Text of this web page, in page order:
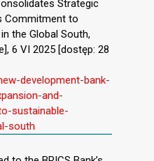
Strategic
Commitment to
the Global South,
6 VI 2025 [dostęp: 28
development-bank-
and-
sustainable-
south